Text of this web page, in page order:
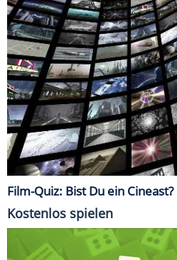
Film-Quiz: Bist Du ein Cineast?
Kostenlos spielen